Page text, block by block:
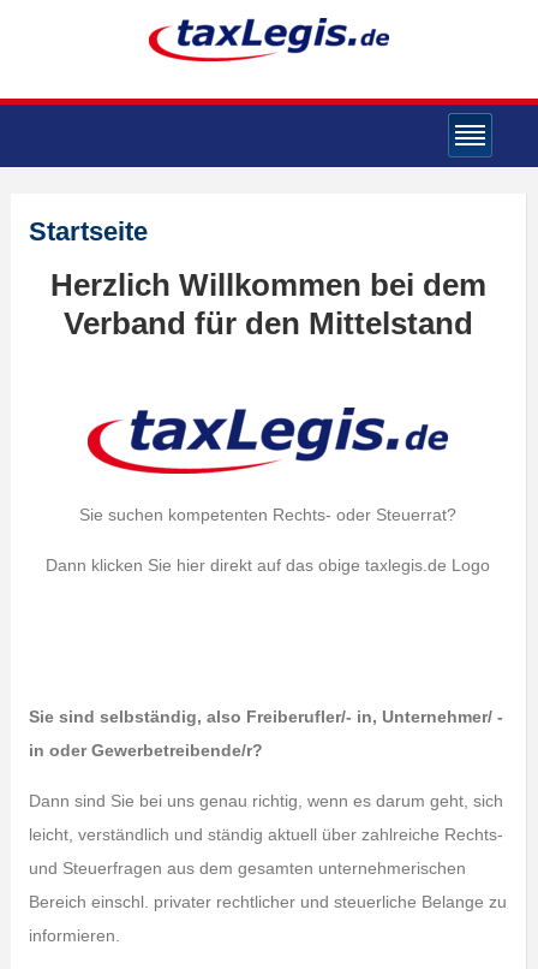
Startseite
Herzlich Willkommen bei dem
Verband für den Mittelstand
Sie suchen kompetenten Rechts- oder Steuerrat?
Dann klicken Sie hier direkt auf das obige taxlegis.de Logo
Sie sind selbständig, also Freiberufler/- in, Unternehmer/ -
in oder Gewerbetreibende/r?
Dann sind Sie bei uns genau richtig, wenn es darum geht, sich
leicht, verständlich und ständig aktuell über zahlreiche Rechts-
und Steuerfragen aus dem gesamten unternehmerischen
Bereich einschl. privater rechtlicher und steuerliche Belange zu
informieren.